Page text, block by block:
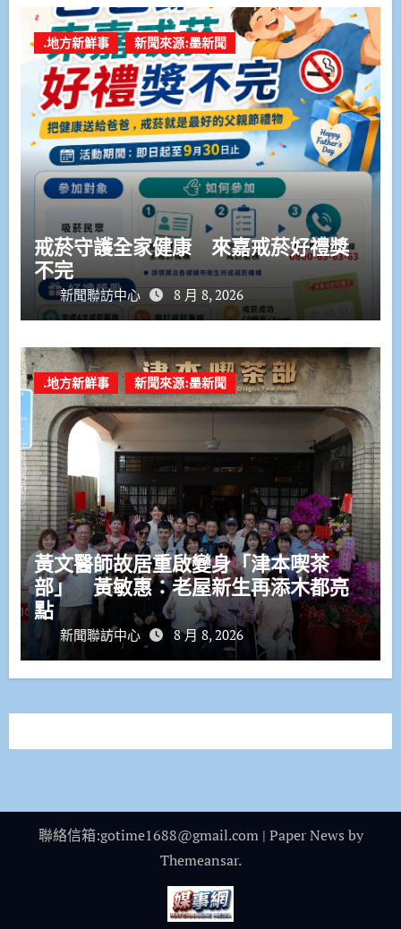
.地方新鮮事 新聞來源:墨新聞
戒菸守護全家健康 來嘉戒菸好禮獎
不完
新聞聯訪中心 8 月 8, 2026
.地方新鮮事 新聞來源:墨新聞
黃文醫師故居重啟變身「津本喫茶
部」 黃敏惠：老屋新生再添木都亮
點
新聞聯訪中心 8 月 8, 2026
聯絡信箱:gotime1688@gmail.com | Paper News by
Themeansar.